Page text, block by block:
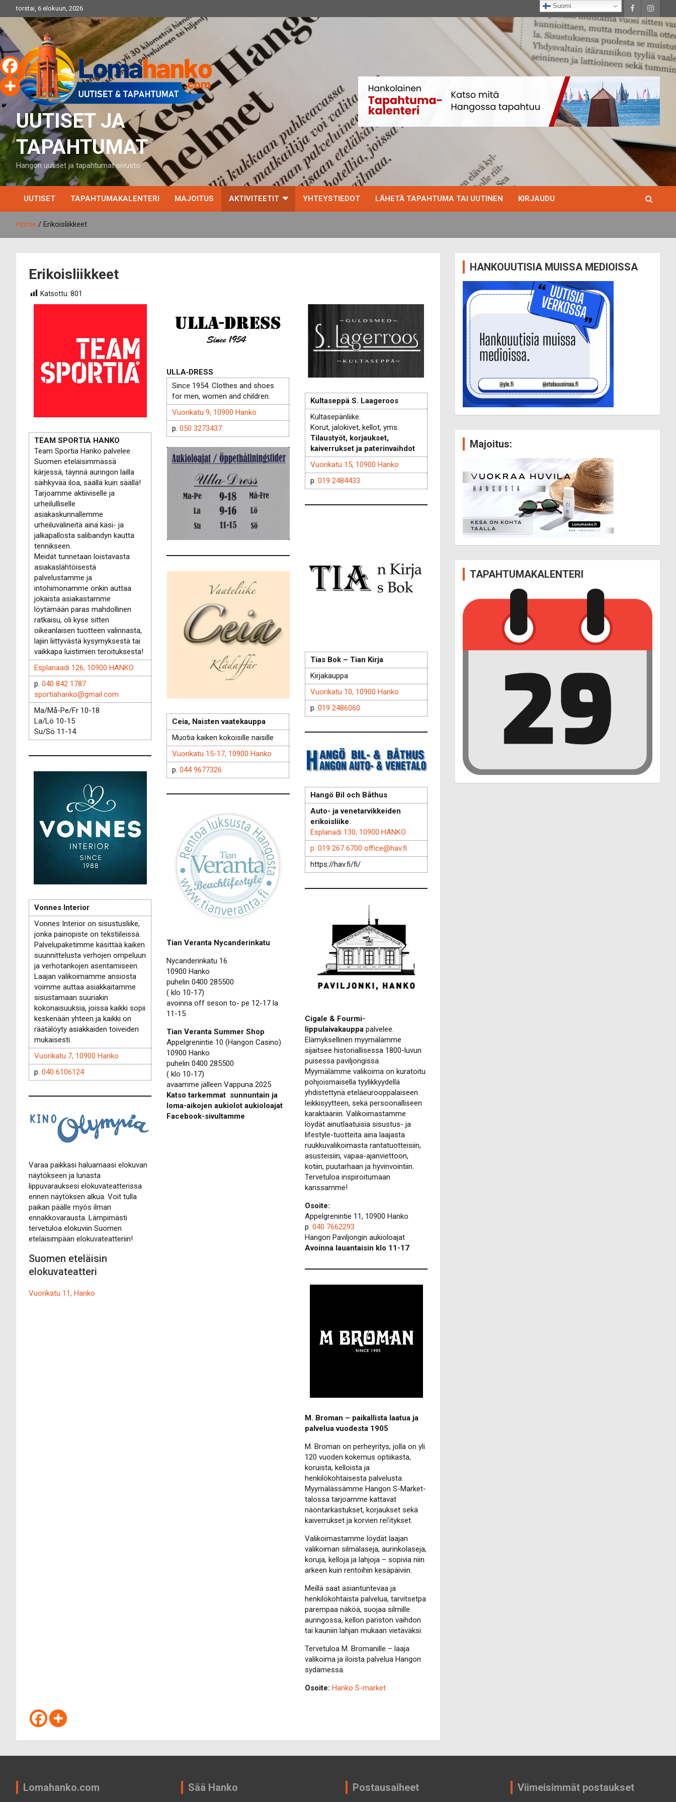
to
content
torstai, 6 elokuun, 2026
UUTISET JA
TAPAHTUMAT
Hangon uutiset ja tapahtumat sivusto
UUTISET TAPAHTUMAKALENTERI MAJOITUS AKTIVITEETIT YHTEYSTIEDOT LÄHETÄ TAPAHTUMA TAI UUTINEN KIRJAUDU
Home Erikoisliikkeet
Erikoisliikkeet
Katsottu: 801
TEAM SPORTIA HANKO
Team Sportia Hanko palvelee
Suomen eteläisimmässä
kärjessä, täynnä auringon lailla
säihkyvää iloa, säällä kuin säällä!
Tarjoamme aktiiviselle ja
urheilulliselle
asiakaskunnallemme
urheiluvälineitä aina käsi- ja
jalkapallosta salibandyn kautta
tennikseen.
Meidät tunnetaan loistavasta
asiakaslähtöisestä
palvelustamme ja
intohimonamme onkin auttaa
jokaista asiakastamme
löytämään paras mahdollinen
ratkaisu, oli kyse sitten
oikeanlaisen tuotteen valinnasta,
lajiin liittyvästä kysymyksestä tai
vaikkapa luistimien teroituksesta!
Esplanaadi 126, 10900 HANKO
p. 040 842 1787
sportiahanko@gmail.com
Ma/Må-Pe/Fr 10-18
La/Lö 10-15
Su/Sö 11-14
Vonnes Interior
Vonnes Interior on sisustusliike,
jonka painopiste on tekstiileissä.
Palvelupaketimme käsittää kaiken
suunnittelusta verhojen ompeluun
ja verhotankojen asentamiseen.
Laajan valikoimamme ansiosta
voimme auttaa asiakkaitamme
sisustamaan suuriakin
kokonaisuuksia, joissa kaikki sopii
keskenään yhteen ja kaikki on
räätälöyty asiakkaiden toiveiden
mukaisesti.
Vuorikatu 7, 10900 Hanko
p. 040 6106124
Varaa paikkasi haluamaasi elokuvan
näytökseen ja lunasta
lippuvarauksesi elokuvateatterissa
ennen näytöksen alkua. Voit tulla
paikan päälle myös ilman
ennakkovarausta. Lämpimästi
tervetuloa elokuviin Suomen
eteläisimpään elokuvateatteriin!
Suomen eteläisin
elokuvateatteri
Vuorikatu 11, Hanko
ULLA‑DRESS
Since 1954. Clothes and shoes
for men, women and children.
Vuorikatu 9, 10900 Hanko
p.050 3273437
Ceia, Naisten vaatekauppa
Muotia kaiken kokoisille naisille
Vuorikatu 15-17, 10900 Hanko
p.044 9677326
Tian Veranta Nycanderinkatu
Nycanderinkatu 16
10900 Hanko
puhelin 0400 285500
( klo 10-17)
avoinna off seson to- pe 12-17 la
11-15
Tian Veranta Summer Shop
Appelgrenintie 10 (Hangon Casino)
10900 Hanko
puhelin 0400 285500
( klo 10-17)
avaamme jälleen Vappuna 2025
Katso tarkemmat sunnuntain ja
loma-aikojen aukiolot aukioloajat
Facebook-sivultamme
Kultaseppä S. Laageroos
Kultasepänliike.
Korut, jalokivet, kellot, yms.
Tilaustyöt, korjaukset,
kaiverrukset ja paterinvaihdot
Vuorikatu 15, 10900 Hanko
p. 019 2484433
Tias Bok – Tian Kirja
Kirjakauppa
Vuorikatu 10, 10900 Hanko
p. 019 2486060
Hangö Bil och Båthus
Auto- ja venetarvikkeiden
erikoisliike.
Esplanadi 130, 10900 HANKO
p. 019 267 6700 office@hav.fi
https://hav.fi/fi/
Cigale & Fourmi-
lippulaivakauppapalvelee.
Elämyksellinen myymälämme
sijaitsee historiallisessa 1800-luvun
puisessa paviljongissa.
Myymälämme valikoima on kuratoitu
pohjoismaisella tyylikkyydellä
yhdistettynä eteläeurooppalaiseen
leikkisyytteen, sekä persoonalliseen
karaktääriin. Valikoimastamme
löydät ainutlaatuisia sisustus- ja
lifestyle-tuotteita aina laajasta
ruukkuvalikoimasta rantatuotteisiin,
asusteisiin, vapaa-ajanviettoon,
kotiin, puutarhaan ja hyvinvointiin.
Tervetuloa inspiroitumaan
kanssamme!
Osoite:
Appelgrenintie 11, 10900 Hanko
p. 040 7662293
Hangon Paviljongin aukioloajat
Avoinna lauantaisin klo 11-17
M. Broman – paikallista laatua ja
palvelua vuodesta 1905
M. Broman on perheyritys, jolla on yli
120 vuoden kokemus optiikasta,
koruista, kelloista ja
henkilökohtaisesta palvelusta.
Myymälässämme Hangon S-Market-
talossa tarjoamme kattavat
näöntarkastukset, korjaukset sekä
kaiverrukset ja korvien rei’itykset.
Valikoimastamme löydät laajan
valikoiman silmälaseja, aurinkolaseja,
koruja, kelloja ja lahjoja – sopivia niin
arkeen kuin rentoihin kesäpäiviin.
Meillä saat asiantuntevaa ja
henkilökohtaista palvelua, tarvitsetpa
parempaa näköä, suojaa silmille
auringossa, kellon pariston vaihdon
tai kauniin lahjan mukaan vietäväksi.
Tervetuloa M. Bromanille – laaja
valikoima ja iloista palvelua Hangon
sydämessä.
Osoite: Hanko S-market
HANKOUUTISIA MUISSA MEDIOISSA
Majoitus:
TAPAHTUMAKALENTERI
Lomahanko.com Sää Hanko Postausaiheet Viimeisimmät postaukset
Suomi